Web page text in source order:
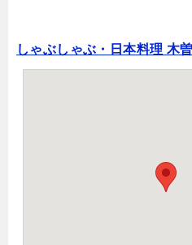
しゃぶしゃぶ・日本料理 木